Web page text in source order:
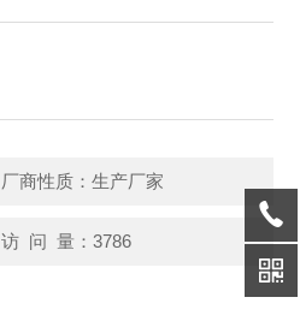
厂商性质：生产厂家
访 问 量：3786